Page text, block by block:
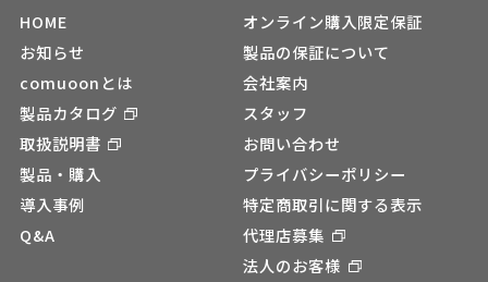
HOME
お知らせ
comuoonとは
製品カタログ
取扱説明書
製品・購入
導入事例
Q&A
オンライン購入限定保証
製品の保証について
会社案内
スタッフ
お問い合わせ
プライバシーポリシー
特定商取引に関する表示
代理店募集
法人のお客様